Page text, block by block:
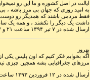
ایالت در اصل کشوره و ما این رو
به امید روزی که جهان بی مرز باشه ،
فقط مردمی باشند که همدیگر رو دوست
داشت یک دیگر را نکشند ، و همه یک
ارسال شده در ۷ تير ۱۳۹۴ ساعت ۲۱ و ۳۷ دقیقه
بهروز
اگه بخوایم فکر کنیم که اون پلیس یکی
مرزهای جغرافیایی بشه همچین چیزی
ارسال شده در ۱۲ فروردين ۱۳۹۳ ساعت ۱۳ و ۳۲ دقیقه